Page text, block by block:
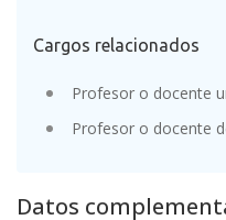
Cargos relacionados
Profesor o docente
Profesor o docente
Datos